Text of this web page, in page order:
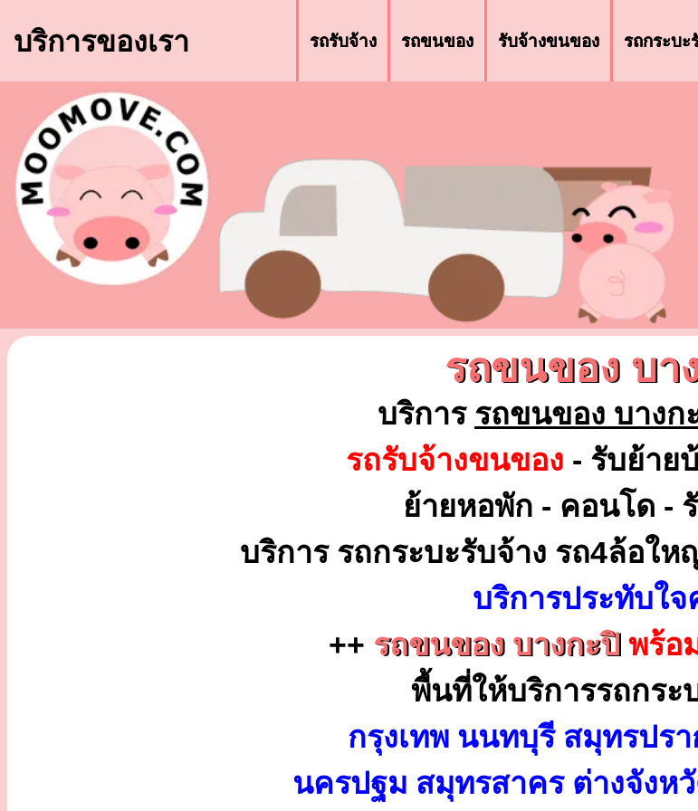
บริการของเรา รถรับจ้าง รถขนของ รับจ้างขนของ รถกระบะ
รถขนของ บา
บริการ รถขนของ บางก
รถรับจ้างขนของ - รับย้าย
ย้ายหอพัก - คอนโด -
บริการ รถกระบะรับจ้าง รถ4ล้อให
บริการประทับใจ
++ รถขนของ บางกะปิ พร้อ
พื้นที่ให้บริการรถกระ
กรุงเทพ นนทบุรี สมุทรปร
นครปฐม สมุทรสาคร ต่างจังห